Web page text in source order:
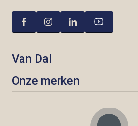
Van Dal
Onze merken